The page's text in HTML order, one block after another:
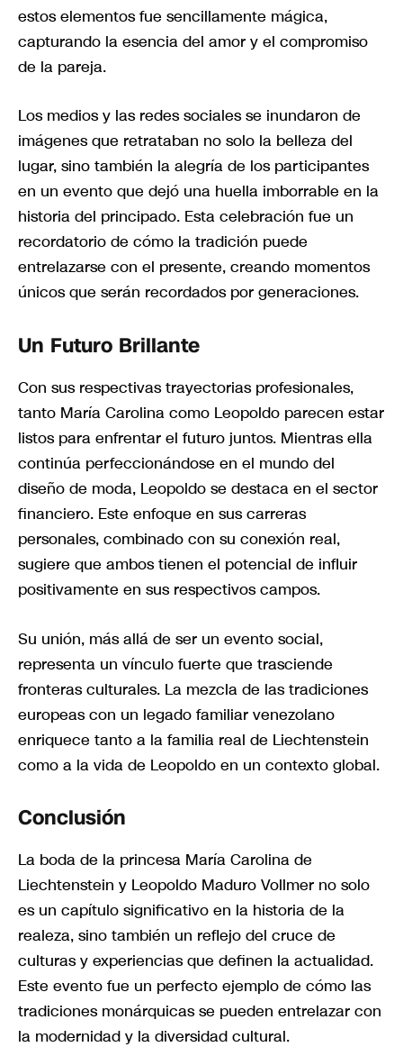
estos elementos fue sencillamente mágica,
capturando la esencia del amor y el compromiso
de la pareja.
Los medios y las redes sociales se inundaron de
imágenes que retrataban no solo la belleza del
lugar, sino también la alegría de los participantes
en un evento que dejó una huella imborrable en la
historia del principado. Esta celebración fue un
recordatorio de cómo la tradición puede
entrelazarse con el presente, creando momentos
únicos que serán recordados por generaciones.
Un Futuro Brillante
Con sus respectivas trayectorias profesionales,
tanto María Carolina como Leopoldo parecen estar
listos para enfrentar el futuro juntos. Mientras ella
continúa perfeccionándose en el mundo del
diseño de moda, Leopoldo se destaca en el sector
financiero. Este enfoque en sus carreras
personales, combinado con su conexión real,
sugiere que ambos tienen el potencial de influir
positivamente en sus respectivos campos.
Su unión, más allá de ser un evento social,
representa un vínculo fuerte que trasciende
fronteras culturales. La mezcla de las tradiciones
europeas con un legado familiar venezolano
enriquece tanto a la familia real de Liechtenstein
como a la vida de Leopoldo en un contexto global.
Conclusión
La boda de la princesa María Carolina de
Liechtenstein y Leopoldo Maduro Vollmer no solo
es un capítulo significativo en la historia de la
realeza, sino también un reflejo del cruce de
culturas y experiencias que definen la actualidad.
Este evento fue un perfecto ejemplo de cómo las
tradiciones monárquicas se pueden entrelazar con
la modernidad y la diversidad cultural.